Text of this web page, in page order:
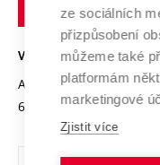
Open Science
Projekty
Projekty ze
Specifický výzkum
Mezinárodní dohody
Univerzitní sítě
Bezpečná univerzita
Vyznamenání
Organizační struktura
VYSOKÉ UČENÍ
Antonínská 548/1
602 00 Brno
ze sociálních
přizpůsobení
můžeme také
platformám
marketingové
Zjistit více